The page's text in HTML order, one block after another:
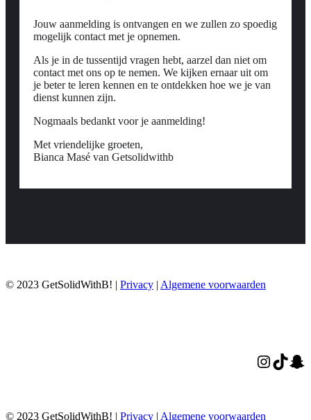
Jouw aanmelding is ontvangen en we zullen zo spoedig
mogelijk contact met je opnemen.
Als je in de tussentijd vragen hebt, aarzel dan niet om
contact met ons op te nemen. We kijken ernaar uit om
je beter te leren kennen en te ontdekken hoe we je van
dienst kunnen zijn.
Nogmaals bedankt voor je aanmelding!
Met vriendelijke groeten,
Bianca Masé van Getsolidwithb
© 2023 GetSolidWithB! | Privacy | Algemene voorwaarden
© 2023 GetSolidWithB! | Privacy | Algemene voorwaarden